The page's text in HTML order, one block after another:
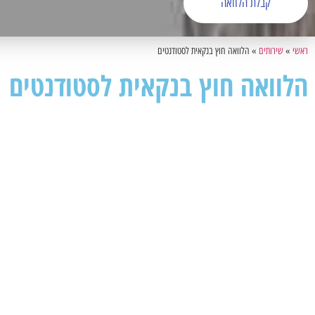
ראשי »שירותים » הלוואה חוץ בנקאית לסטודנטים
הלוואה חוץ בנקאית לסטודנטים